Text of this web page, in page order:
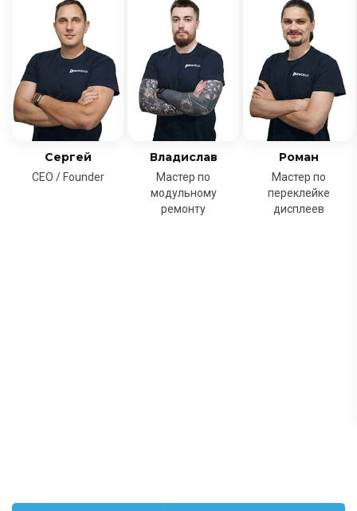
Сергей
CEO / Founder
Владислав
Мастер по
модульному
ремонту
Роман
Мастер по
переклейке
дисплеев